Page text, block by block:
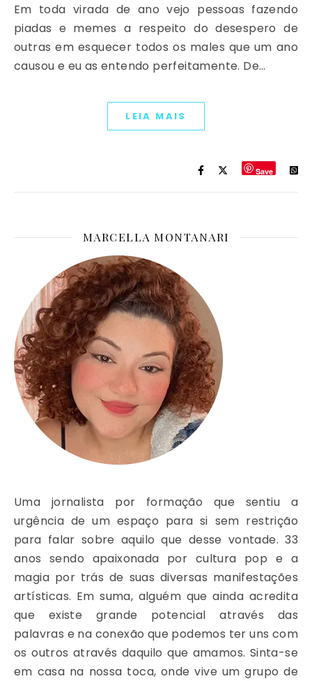
Em toda virada de ano vejo pessoas fazendo
piadas e memes a respeito do desespero de
outras em esquecer todos os males que um ano
causou e eu as entendo perfeitamente. De…
LEIA MAIS
Save
MARCELLA MONTANARI
Uma jornalista por formação que sentiu a
urgência de um espaço para si sem restrição
para falar sobre aquilo que desse vontade. 33
anos sendo apaixonada por cultura pop e a
magia por trás de suas diversas manifestações
artísticas. Em suma, alguém que ainda acredita
que existe grande potencial através das
palavras e na conexão que podemos ter uns com
os outros através daquilo que amamos. Sinta-se
em casa na nossa toca, onde vive um grupo de